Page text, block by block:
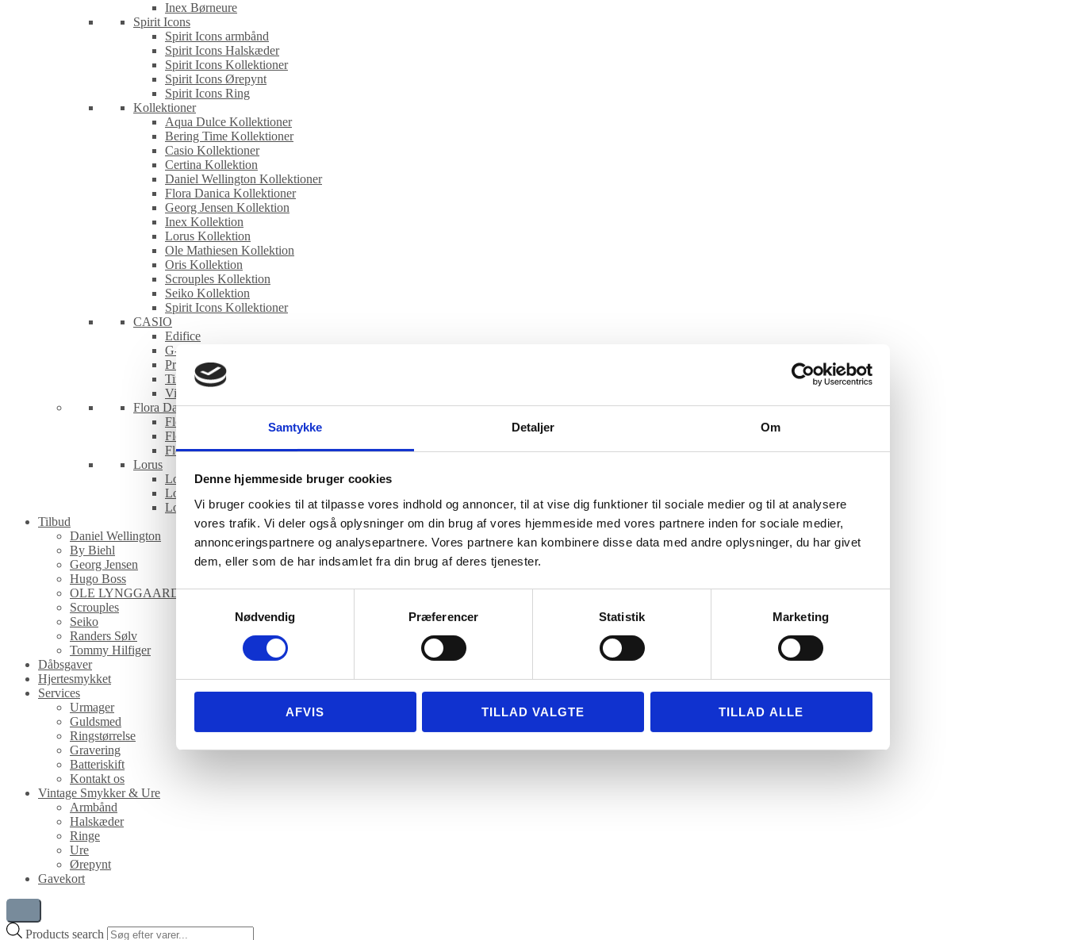
Samtykke Detaljer Om
Denne hjemmeside bruger cookies
Vi bruger cookies til at tilpasse vores indhold og annoncer, til at vise dig funktioner til sociale medier og til at analysere
vores trafik. Vi deler også oplysninger om din brug af vores hjemmeside med vores partnere inden for sociale medier,
annonceringspartnere og analysepartnere. Vores partnere kan kombinere disse data med andre oplysninger, du har givet
dem, eller som de har indsamlet fra din brug af deres tjenester.
Samtykkevalg
Nødvendig
Præferencer Statistik Marketing
AFVIS TILLAD VALGTE TILLAD ALLE
Inex Børneure
Spirit Icons
Spirit Icons armbånd
Spirit Icons Halskæder
Spirit Icons Kollektioner
Spirit Icons Ørepynt
Spirit Icons Ring
Kollektioner
Aqua Dulce Kollektioner
Bering Time Kollektioner
Casio Kollektioner
Certina Kollektion
Daniel Wellington Kollektioner
Flora Danica Kollektioner
Georg Jensen Kollektion
Inex Kollektion
Lorus Kollektion
Ole Mathiesen Kollektion
Oris Kollektion
Scrouples Kollektion
Seiko Kollektion
Spirit Icons Kollektioner
CASIO
Edifice
G-Shock
Pro Trek
Timeless
Vintage
Flora Danica
Flora Danica armbånd
Flora Danica øreringe
Flora Danica ringe
Lorus
Lorus Børneure
Lorus Dameure
Lorus Herreure
Tilbud
Daniel Wellington
By Biehl
Georg Jensen
Hugo Boss
OLE LYNGGAARD COPENHAGEN
Scrouples
Seiko
Randers Sølv
Tommy Hilfiger
Dåbsgaver
Hjertesmykket
Services
Urmager
Guldsmed
Ringstørrelse
Gravering
Batteriskift
Kontakt os
Vintage Smykker & Ure
Armbånd
Halskæder
Ringe
Ure
Ørepynt
Gavekort
Products search